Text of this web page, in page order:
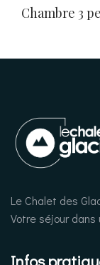
Chambre 3
Le Chalet des
Votre séjour